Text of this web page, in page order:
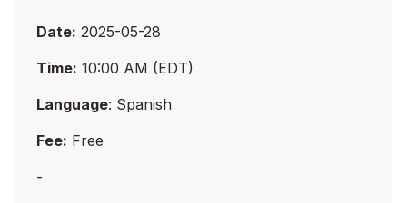
Date: 2025-05-28
Time: 10:00 AM (EDT)
Language: Spanish
Fee: Free
-